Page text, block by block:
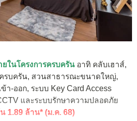
ในโครงการครบครัน อาทิ คลับเฮาส์,
รบครัน, สวนสาธารณะขนาดใหญ่,
า-ออก, ระบบ Key Card Access
และระบบรักษาความปลอดภัย
1.89 ล้าน* (ม.ค. 68)